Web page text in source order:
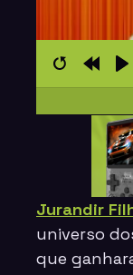
Restart
Jurandir
universo
que